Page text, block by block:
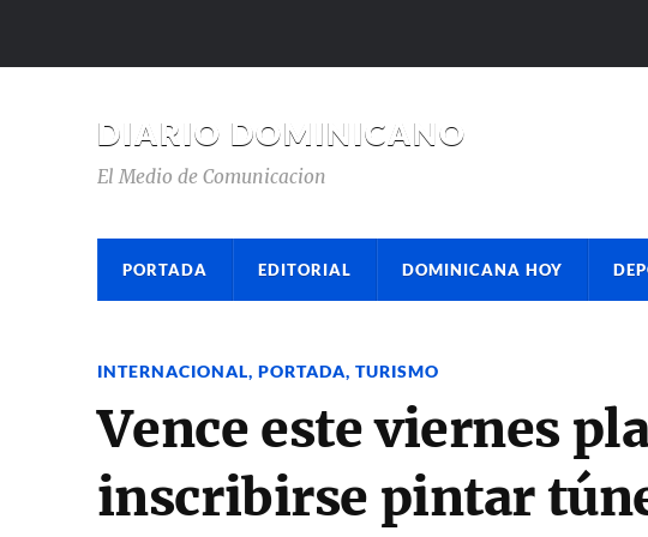
DIARIO DOMINICANO
El Medio de Comunicacion
PORTADA EDITORIAL DOMINICANA HOY
INTERNACIONAL, PORTADA, TURISMO
Vence este viernes
inscribirse pintar